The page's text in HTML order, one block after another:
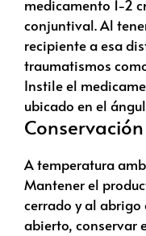
medicamento 1-2
conjuntival. Al
recipiente a esa
traumatismos
Instile el
ubicado en el
Conservación
A temperatura
Mantener el
cerrado y al abrigo
abierto, conservar